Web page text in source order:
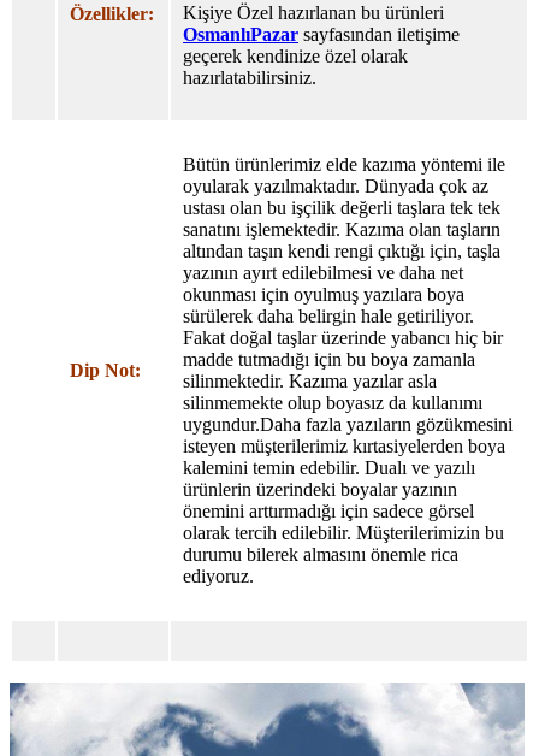
Özellikler:
Kişiye Özel hazırlanan bu ürünleri
OsmanlıPazar sayfasından iletişime
geçerek kendinize özel olarak
hazırlatabilirsiniz.
Dip Not:
Bütün ürünlerimiz elde kazıma yöntemi ile
oyularak yazılmaktadır. Dünyada çok az
ustası olan bu işçilik değerli taşlara tek tek
sanatını işlemektedir. Kazıma olan taşların
altından taşın kendi rengi çıktığı için, taşla
yazının ayırt edilebilmesi ve daha net
okunması için oyulmuş yazılara boya
sürülerek daha belirgin hale getiriliyor.
Fakat doğal taşlar üzerinde yabancı hiç bir
madde tutmadığı için bu boya zamanla
silinmektedir. Kazıma yazılar asla
silinmemekte olup boyasız da kullanımı
uygundur.Daha fazla yazıların gözükmesini
isteyen müşterilerimiz kırtasiyelerden boya
kalemini temin edebilir. Dualı ve yazılı
ürünlerin üzerindeki boyalar yazının
önemini arttırmadığı için sadece görsel
olarak tercih edilebilir. Müşterilerimizin bu
durumu bilerek almasını önemle rica
ediyoruz.